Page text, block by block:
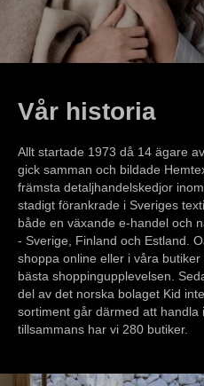
Vår historia
Allt startade 1973 då 14 ägare
gick samman och bildade
främsta detaljhandelskedjor
stadigt förankrade i Sveriges
både en växande e-handel och
- Sverige, Finland och Estland.
shoppa online eller i våra
bästa shoppingupplevelsen.
del av det norska bolaget Kid
sortiment går därmed att handla
tillsammans har vi 280 butiker.